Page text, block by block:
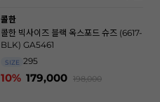
콜한
콜한 빅사이즈 블랙 옥스포드 슈즈 (6617-
BLK) GA5461
SIZE 295
10% 179,000 198,000